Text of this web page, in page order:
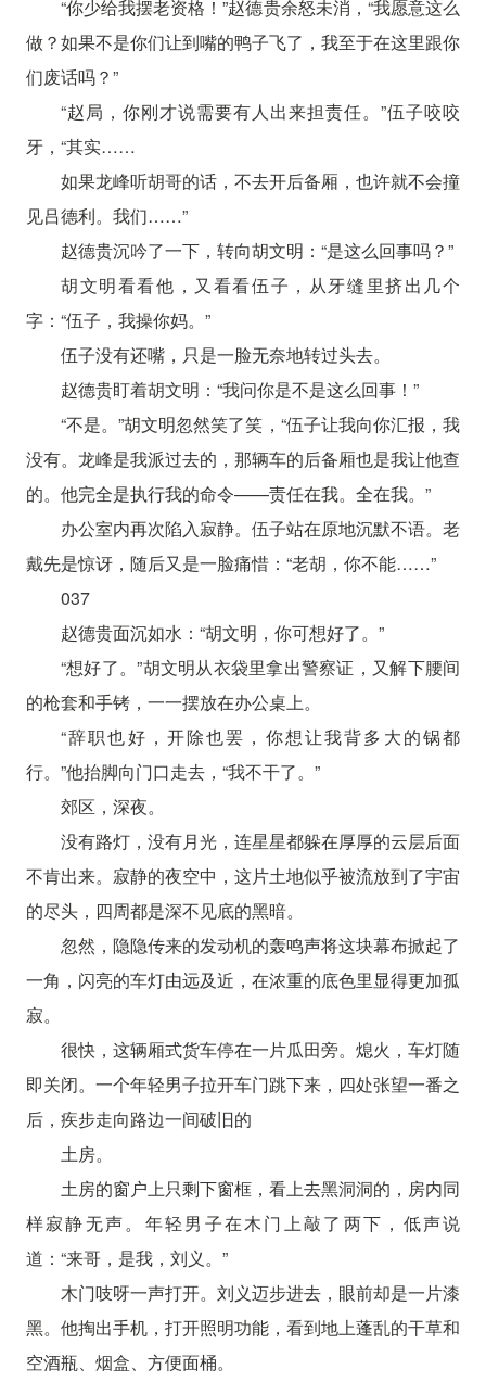
“你少给我摆老资格！”赵德贵余怒未消，“我愿意这么
做？如果不是你们让到嘴的鸭子飞了，我至于在这里跟你
们废话吗？”
“赵局，你刚才说需要有人出来担责任。”伍子咬咬
牙，“其实……
如果龙峰听胡哥的话，不去开后备厢，也许就不会撞
见吕德利。我们……”
赵德贵沉吟了一下，转向胡文明：“是这么回事吗？”
胡文明看看他，又看看伍子，从牙缝里挤出几个
字：“伍子，我操你妈。”
伍子没有还嘴，只是一脸无奈地转过头去。
赵德贵盯着胡文明：“我问你是不是这么回事！”
“不是。”胡文明忽然笑了笑，“伍子让我向你汇报，我
没有。龙峰是我派过去的，那辆车的后备厢也是我让他查
的。他完全是执行我的命令——责任在我。全在我。”
办公室内再次陷入寂静。伍子站在原地沉默不语。老
戴先是惊讶，随后又是一脸痛惜：“老胡，你不能……”
037
赵德贵面沉如水：“胡文明，你可想好了。”
“想好了。”胡文明从衣袋里拿出警察证，又解下腰间
的枪套和手铐，一一摆放在办公桌上。
“辞职也好，开除也罢，你想让我背多大的锅都
行。”他抬脚向门口走去，“我不干了。”
郊区，深夜。
没有路灯，没有月光，连星星都躲在厚厚的云层后面
不肯出来。寂静的夜空中，这片土地似乎被流放到了宇宙
的尽头，四周都是深不见底的黑暗。
忽然，隐隐传来的发动机的轰鸣声将这块幕布掀起了
一角，闪亮的车灯由远及近，在浓重的底色里显得更加孤
寂。
很快，这辆厢式货车停在一片瓜田旁。熄火，车灯随
即关闭。一个年轻男子拉开车门跳下来，四处张望一番之
后，疾步走向路边一间破旧的
土房。
土房的窗户上只剩下窗框，看上去黑洞洞的，房内同
样寂静无声。年轻男子在木门上敲了两下，低声说
道：“来哥，是我，刘义。”
木门吱呀一声打开。刘义迈步进去，眼前却是一片漆
黑。他掏出手机，打开照明功能，看到地上蓬乱的干草和
空酒瓶、烟盒、方便面桶。